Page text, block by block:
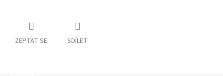
ZEPTAT SE SDÍLET